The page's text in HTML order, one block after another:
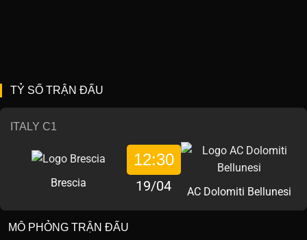
TỶ SỐ TRẬN ĐẤU
ITALY C1
Brescia
12:30
19/04 AC Dolomiti Bellunesi
MÔ PHỎNG TRẬN ĐẤU